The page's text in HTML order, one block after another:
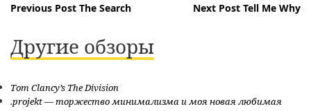
Навигация
по
записям
Previous Post The Search Next Post Tell Me Why
Другие обзоры
Tom Clancy’s The Division
.projekt — торжество минимализма и моя новая любимая